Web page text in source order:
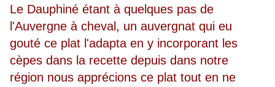
Le Dauphiné étant à quelques pas de
l'Auvergne à cheval, un auvergnat qui eu
gouté ce plat l'adapta en y incorporant les
cèpes dans la recette depuis dans notre
région nous apprécions ce plat tout en ne